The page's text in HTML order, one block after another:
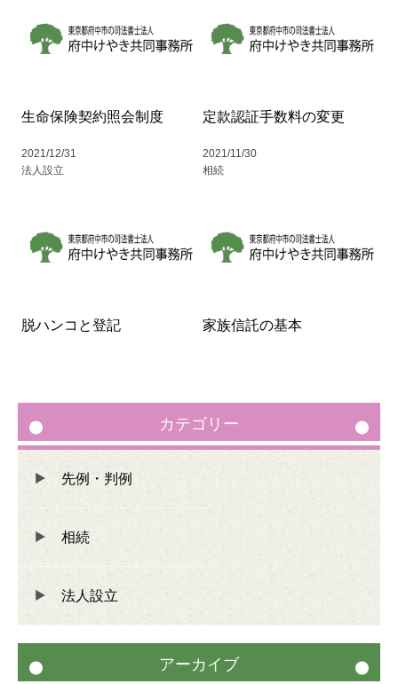
生命保険契約照会制度 定款認証手数料の変更
2021/12/31
法人設立
脱ハンコと登記
2021/11/30
相続
家族信託の基本
カテゴリー
先例・判例
相続
法人設立
アーカイブ